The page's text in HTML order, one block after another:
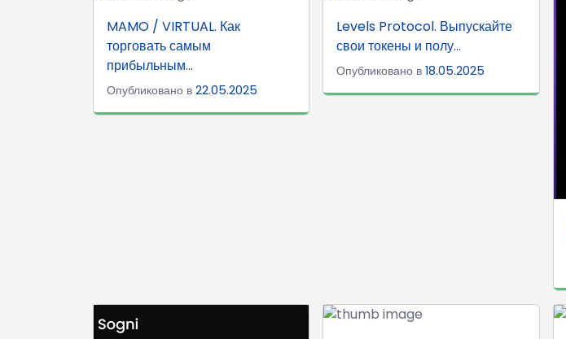
MAMO / VIRTUAL. Как
торговать самым
прибыльным...
Опубликовано в 22.05.2025
Levels Protocol. Выпускайте
свои токены и полу...
Опубликовано в18.05.2025